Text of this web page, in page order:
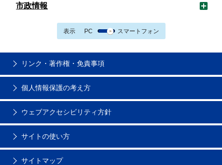
市政情報
表示 PC スマートフォン
リンク・著作権・免責事項
個人情報保護の考え方
ウェブアクセシビリティ方針
サイトの使い方
サイトマップ